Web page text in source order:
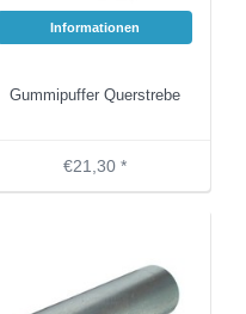
Informationen
Gummipuffer Querstrebe
€21,30 *